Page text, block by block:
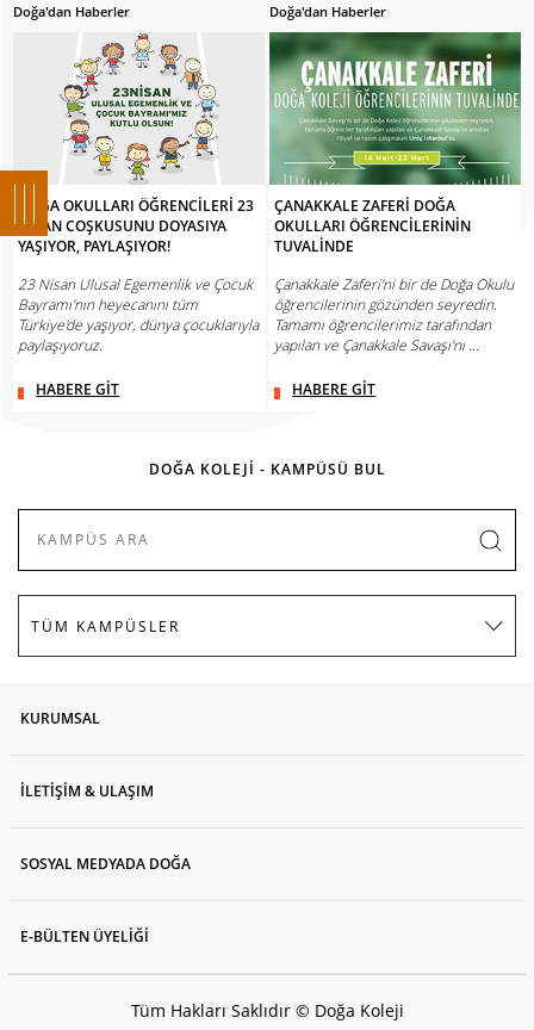
Doğa'dan Haberler
DOĞA OKULLARI ÖĞRENCİLERİ 23
NİSAN COŞKUSUNU DOYASIYA
YAŞIYOR, PAYLAŞIYOR!
23 Nisan Ulusal Egemenlik ve Çocuk
Bayramı'nın heyecanını tüm
Türkiye'de yaşıyor, dünya çocuklarıyla
paylaşıyoruz.
HABERE GİT
Doğa'dan Haberler
ÇANAKKALE ZAFERİ DOĞA
OKULLARI ÖĞRENCİLERİNİN
TUVALİNDE
Çanakkale Zaferi'ni bir de Doğa Okulu
öğrencilerinin gözünden seyredin.
Tamamı öğrencilerimiz tarafından
yapılan ve Çanakkale Savaşı'nı ...
HABERE GİT
DOĞA KOLEJİ - KAMPÜSÜ BUL
KURUMSAL
İLETİŞİM & ULAŞIM
SOSYAL MEDYADA DOĞA
E-BÜLTEN ÜYELİĞİ
Tüm Hakları Saklıdır © Doğa Koleji